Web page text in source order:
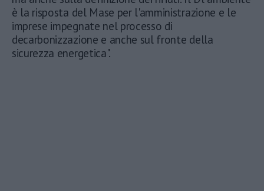
è la risposta del Mase per l'amministrazione e le
imprese impegnate nel processo di
decarbonizzazione e anche sul fronte della
sicurezza energetica".